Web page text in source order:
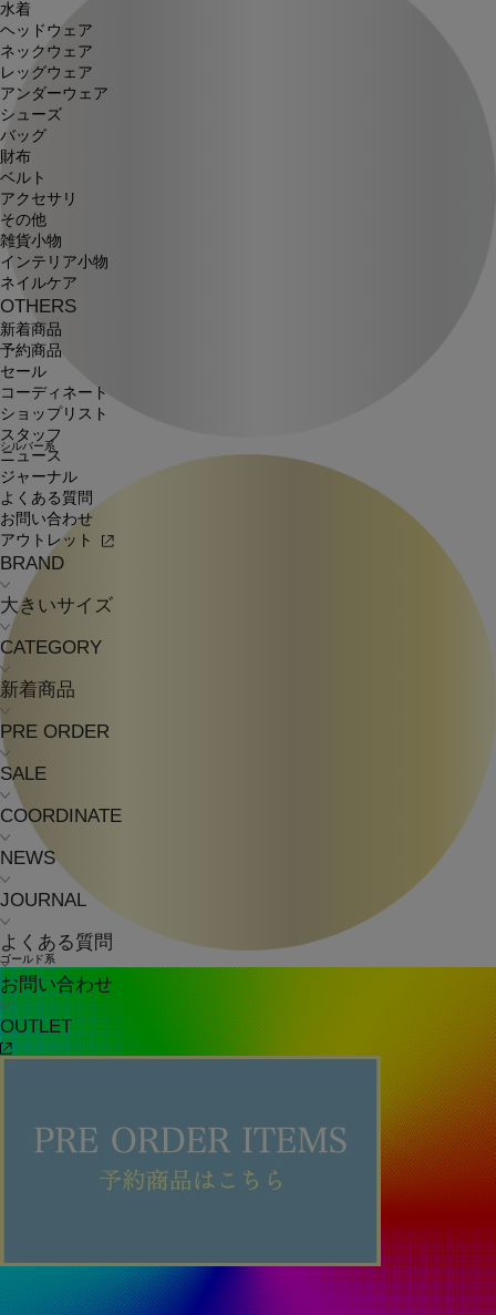
水着
ヘッドウェア
ネックウェア
レッグウェア
アンダーウェア
シューズ
バッグ
財布
ベルト
アクセサリ
その他
雑貨小物
インテリア小物
ネイルケア
OTHERS
新着商品
予約商品
セール
コーディネート
ショップリスト
スタッフ
ニュース
ジャーナル
よくある質問
お問い合わせ
アウトレット
BRAND
大きいサイズ
CATEGORY
新着商品
PRE ORDER
SALE
COORDINATE
NEWS
JOURNAL
よくある質問
お問い合わせ
OUTLET
シルバー系
ゴールド系